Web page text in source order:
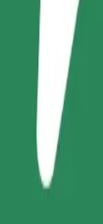
elektrických vozidlech